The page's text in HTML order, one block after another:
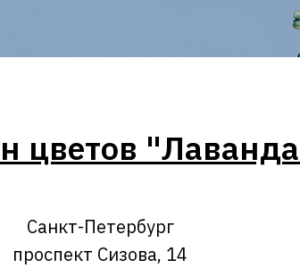
цветов
Санкт-Петербург
проспект Сизова, 14